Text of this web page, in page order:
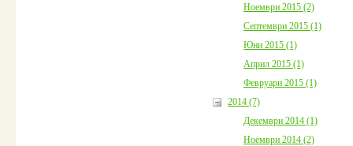
Ноември 2015 (2)
Септември 2015 (1)
Юни 2015 (1)
Април 2015 (1)
Февруари 2015 (1)
2014 (7)
Декември 2014 (1)
Ноември 2014 (2)